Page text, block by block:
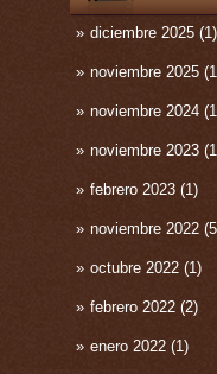
diciembre 2025 (1)
noviembre 2025
noviembre 2024
noviembre 2023
febrero 2023 (1)
noviembre 2022
octubre 2022 (1)
febrero 2022 (2)
enero 2022 (1)